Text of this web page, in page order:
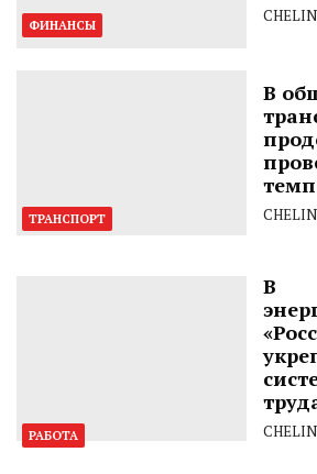
ФИНАНСЫ
ТРАНСПОРТ
В
РАБОТА
В